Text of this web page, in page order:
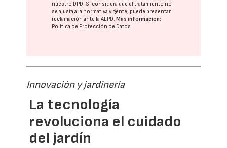
nuestro DPD. Si considera que el tratamiento no
se ajusta a la normativa vigente, puede presentar
reclamación ante laAEPD.Más información:
Política de Protección de Datos
Innovación y jardinería
La tecnología
revoluciona el cuidado
del jardín